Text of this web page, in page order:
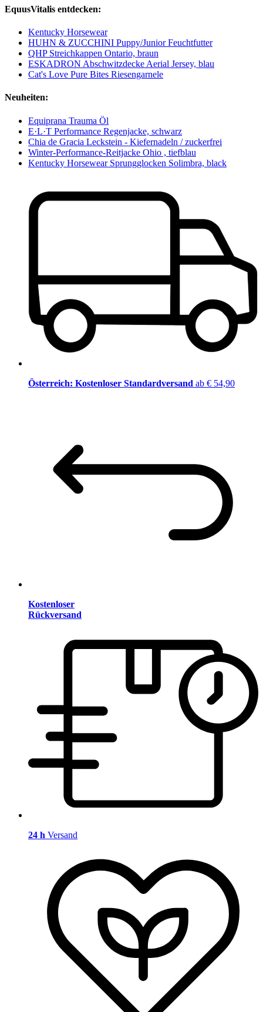
EquusVitalis entdecken:
Kentucky Horsewear
HUHN & ZUCCHINI Puppy/Junior Feuchtfutter
QHP Streichkappen Ontario, braun
ESKADRON Abschwitzdecke Aerial Jersey, blau
Cat's Love Pure Bites Riesengarnele
Neuheiten:
Equiprana Trauma Öl
E·L·T Performance Regenjacke, schwarz
Chia de Gracia Leckstein - Kiefernadeln / zuckerfrei
Winter-Performance-Reitjacke Ohio , tiefblau
Kentucky Horsewear Sprungglocken Solimbra, black
Österreich: Kostenloser Standardversand ab € 54,90
Kostenloser
Rückversand
24 h Versand